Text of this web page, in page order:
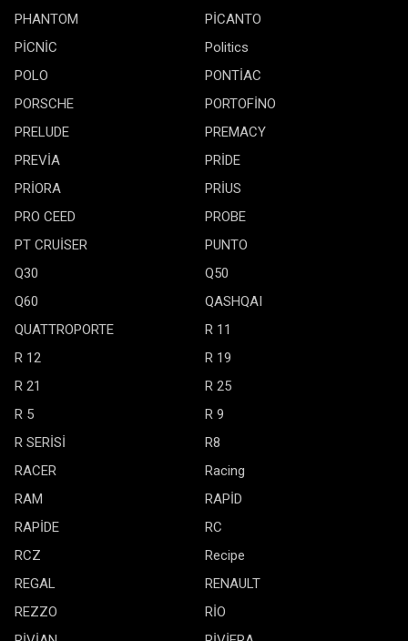
PHANTOM
PİCANTO
PİCNİC
Politics
POLO
PONTİAC
PORSCHE
PORTOFİNO
PRELUDE
PREMACY
PREVİA
PRİDE
PRİORA
PRİUS
PRO CEED
PROBE
PT CRUİSER
PUNTO
Q30
Q50
Q60
QASHQAI
QUATTROPORTE
R 11
R 12
R 19
R 21
R 25
R 5
R 9
R SERİSİ
R8
RACER
Racing
RAM
RAPİD
RAPİDE
RC
RCZ
Recipe
REGAL
RENAULT
REZZO
RİO